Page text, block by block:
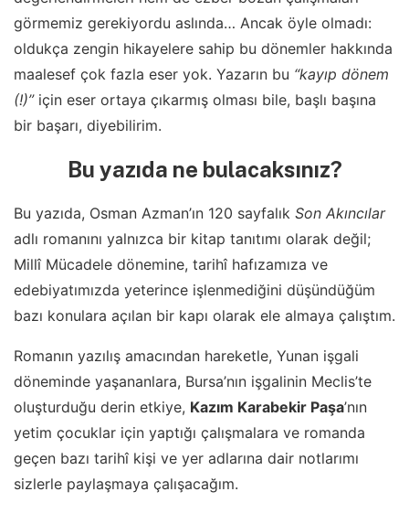
görmemiz gerekiyordu aslında… Ancak öyle olmadı:
oldukça zengin hikayelere sahip bu dönemler hakkında
maalesef çok fazla eser yok. Yazarın bu “kayıp dönem
(!)”için eser ortaya çıkarmış olması bile, başlı başına
bir başarı, diyebilirim.
Bu yazıda ne bulacaksınız?
Bu yazıda, Osman Azman’ın 120 sayfalık Son Akıncılar
adlı romanını yalnızca bir kitap tanıtımı olarak değil;
Millî Mücadele dönemine, tarihî hafızamıza ve
edebiyatımızda yeterince işlenmediğini düşündüğüm
bazı konulara açılan bir kapı olarak ele almaya çalıştım.
Romanın yazılış amacından hareketle, Yunan işgali
döneminde yaşananlara, Bursa’nın işgalinin Meclis’te
oluşturduğu derin etkiye, Kazım Karabekir Paşa’nın
yetim çocuklar için yaptığı çalışmalara ve romanda
geçen bazı tarihî kişi ve yer adlarına dair notlarımı
sizlerle paylaşmaya çalışacağım.